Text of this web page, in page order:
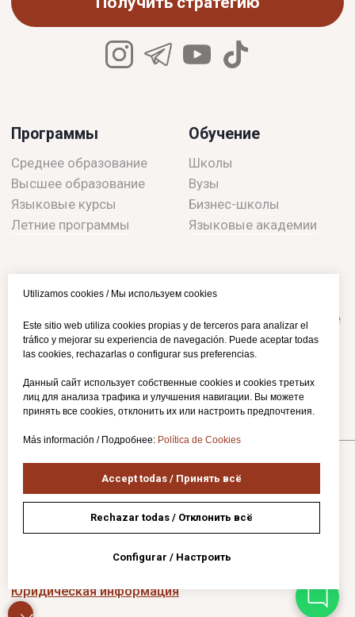
Utilizamos cookies / Мы используем cookies
Este sitio web utiliza cookies propias y de terceros para analizar el
tráfico y mejorar su experiencia de navegación. Puede aceptar todas
las cookies, rechazarlas o configurar sus preferencias.
Данный сайт использует собственные cookies и cookies третьих
лиц для анализа трафика и улучшения навигации. Вы можете
принять все cookies, отклонить их или настроить предпочтения.
Más información / Подробнее: Política de Cookies
Accept todas / Принять всё
Rechazar todas / Отклонить всё
Configurar / Настроить